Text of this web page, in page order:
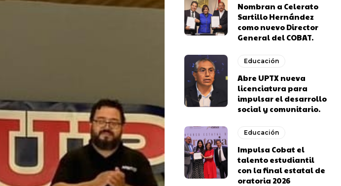
Nombran a Celerato
Sartillo Hernández
como nuevo Director
General del COBAT.
Educación
Abre UPTX nueva
licenciatura para
impulsar el desarrollo
social y comunitario.
Educación
Impulsa Cobat el
talento estudiantil
con la final estatal de
oratoria 2026